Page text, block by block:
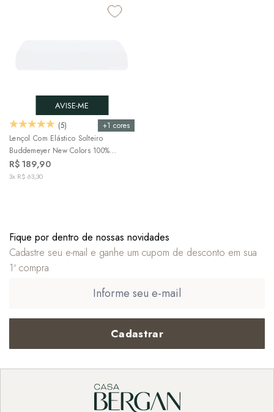
AVISE-ME
+1 cores
(5)
Lençol Com Elástico Solteiro
Buddemeyer New Colors 100%
Algodão Fio Penteado Cetim 300 Fios
(1 Peça)
R$ 189,90
3x R$ 63,30
Fique por dentro de nossas novidades
Cadastre seu e-mail e ganhe um cupom de desconto em sua
1ª compra
Cadastrar